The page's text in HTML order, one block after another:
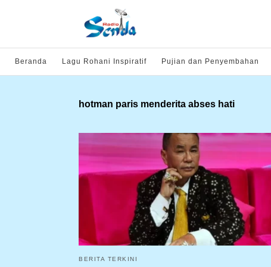
Beranda Lagu Rohani Inspiratif Pujian dan Penyembahan
hotman paris menderita abses hati
BERITA TERKINI